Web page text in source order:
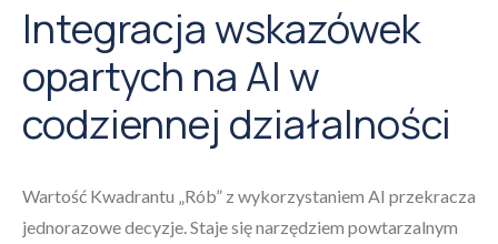
Integracja wskazówek
opartych na AI w
codziennej działalności
Wartość Kwadrantu „Rób” z wykorzystaniem AI przekracza
jednorazowe decyzje. Staje się narzędziem powtarzalnym